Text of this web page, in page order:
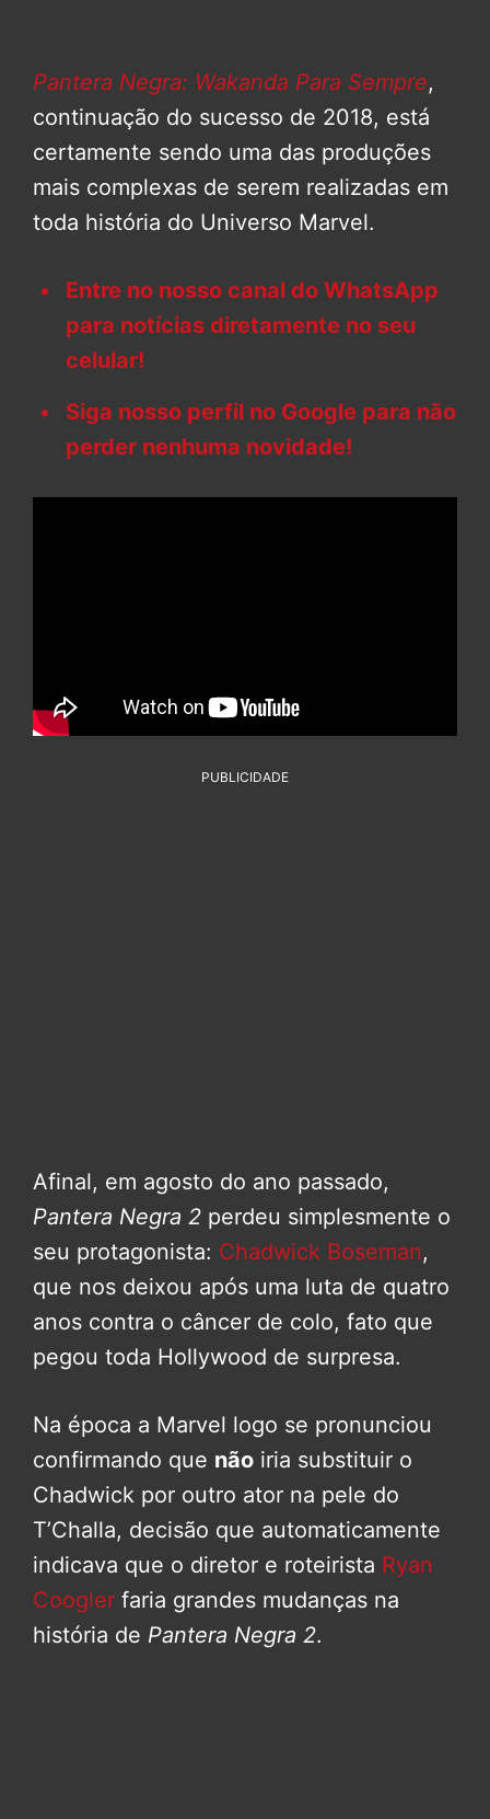
Pantera Negra: Wakanda Para Sempre,
continuação do sucesso de 2018, está
certamente sendo uma das produções
mais complexas de serem realizadas em
toda história do Universo Marvel.
Entre no nosso canal do WhatsApp
para notícias diretamente no seu
celular!
Siga nosso perfil no Google para não
perder nenhuma novidade!
PUBLICIDADE
Afinal, em agosto do ano passado,
Pantera Negra 2 perdeu simplesmente o
seu protagonista: Chadwick Boseman,
que nos deixou após uma luta de quatro
anos contra o câncer de colo, fato que
pegou toda Hollywood de surpresa.
Na época a Marvel logo se pronunciou
confirmando que não iria substituir o
Chadwick por outro ator na pele do
T’Challa, decisão que automaticamente
indicava que o diretor e roteirista Ryan
Coogler faria grandes mudanças na
história de Pantera Negra 2.